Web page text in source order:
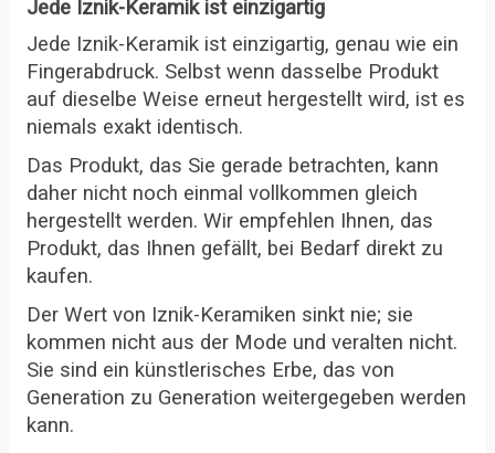
Jede Iznik-Keramik ist einzigartig
Jede Iznik-Keramik ist einzigartig, genau wie ein
Fingerabdruck. Selbst wenn dasselbe Produkt
auf dieselbe Weise erneut hergestellt wird, ist es
niemals exakt identisch.
Das Produkt, das Sie gerade betrachten, kann
daher nicht noch einmal vollkommen gleich
hergestellt werden. Wir empfehlen Ihnen, das
Produkt, das Ihnen gefällt, bei Bedarf direkt zu
kaufen.
Der Wert von Iznik-Keramiken sinkt nie; sie
kommen nicht aus der Mode und veralten nicht.
Sie sind ein künstlerisches Erbe, das von
Generation zu Generation weitergegeben werden
kann.